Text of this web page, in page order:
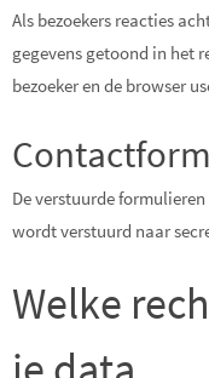
Als bezoekers reacties
gegevens getoond in het
bezoeker en de browser
De verstuurde
wordt verstuurd naar
Welke